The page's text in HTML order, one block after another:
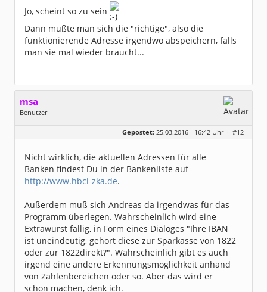
Jo, scheint so zu sein
Dann müßte man sich die "richtige", also die
funktionierende Adresse irgendwo abspeichern, falls
man sie mal wieder braucht...
msa
Benutzer
Alter:
63
Dabei seit:
03 / 2007
Gepostet: 25.03.2016 - 16:42 Uhr · #12
Nicht wirklich, die aktuellen Adressen für alle
Banken findest Du in der Bankenliste auf
http://www.hbci-zka.de.
Außerdem muß sich Andreas da irgendwas für das
Programm überlegen. Wahrscheinlich wird eine
Extrawurst fällig, in Form eines Dialoges "Ihre IBAN
ist uneindeutig, gehört diese zur Sparkasse von 1822
oder zur 1822direkt?". Wahrscheinlich gibt es auch
irgend eine andere Erkennungsmöglichkeit anhand
von Zahlenbereichen oder so. Aber das wird er
schon machen, denk ich.